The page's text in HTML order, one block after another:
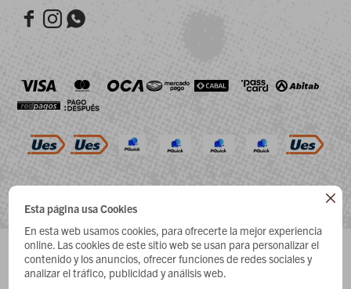

Esta página usa Cookies
En esta web usamos cookies, para ofrecerte la mejor experiencia
online. Las cookies de este sitio web se usan para personalizar el
contenido y los anuncios, ofrecer funciones de redes sociales y
analizar el tráfico, publicidad y análisis web.
29 30 31 32 33
Guía de talles
  
© COPYRIGHT 2026 / HEY DUDE